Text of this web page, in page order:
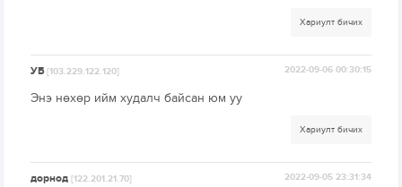
Хариулт бичих
УБ[103.229.122.120] 2022-09-06 00:30:15
Энэ нөхөр ийм худалч байсан юм уу
Хариулт бичих
дорнод[122.201.21.70] 2022-09-05 23:31:34